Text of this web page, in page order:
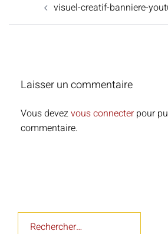
d’article visuel-creatif-banniere-
Laisser un commentaire
Vous devezvous connecter pour
commentaire.